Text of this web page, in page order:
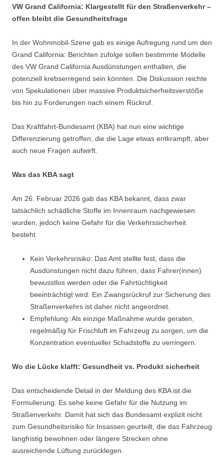
VW Grand California: Klargestellt für den Straßenverkehr –
offen bleibt die Gesundheitsfrage
In der Wohnmobil-Szene gab es einige Aufregung rund um den
Grand California: Berichten zufolge sollen bestimmte Modelle
des VW Grand California Ausdünstungen enthalten, die
potenziell krebserregend sein könnten. Die Diskussion reichte
von Spekulationen über massive Produktsicherheitsverstöße
bis hin zu Forderungen nach einem Rückruf.
Das Kraftfahrt-Bundesamt (KBA) hat nun eine wichtige
Differenzierung getroffen, die die Lage etwas entkrampft, aber
auch neue Fragen aufwirft.
Was das KBA sagt
Am 26. Februar 2026 gab das KBA bekannt, dass zwar
tatsächlich schädliche Stoffe im Innenraum nachgewiesen
wurden, jedoch keine Gefahr für die Verkehrssicherheit
besteht.
Kein Verkehrsrisiko: Das Amt stellte fest, dass die
Ausdünstungen nicht dazu führen, dass Fahrer(innen)
bewusstlos werden oder die Fahrtüchtigkeit
beeinträchtigt wird. Ein Zwangsrückruf zur Sicherung des
Straßenverkehrs ist daher nicht angeordnet.
Empfehlung: Als einzige Maßnahme wurde geraten,
regelmäßig für Frischluft im Fahrzeug zu sorgen, um die
Konzentration eventueller Schadstoffe zu verringern.
Wo die Lücke klafft: Gesundheit vs. Produkt sicherheit
Das entscheidende Detail in der Meldung des KBA ist die
Formulierung: Es sehe keine Gefahr für die Nutzung im
Straßenverkehr. Damit hat sich das Bundesamt explizit nicht
zum Gesundheitsrisiko für Insassen geurteilt, die das Fahrzeug
langfristig bewohnen oder längere Strecken ohne
ausreichende Lüftung zurücklegen.